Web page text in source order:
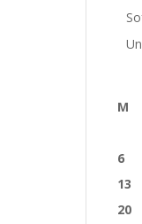
M
6
13
20